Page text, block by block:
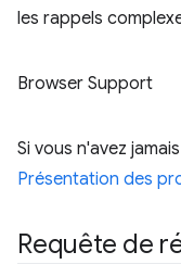
les rappels
Browser Support
Si vous n'avez
Présentation des
Requête de